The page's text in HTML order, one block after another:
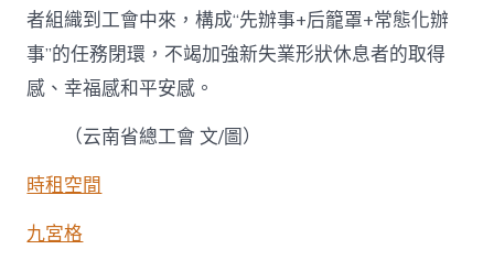
者組織到工會中來，構成“先辦事+后籠罩+常態化辦
事”的任務閉環，不竭加強新失業形狀休息者的取得
感、幸福感和平安感。
（云南省總工會 文/圖）
時租空間
九宮格